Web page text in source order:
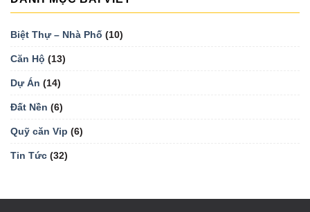
Biệt Thự – Nhà Phố (10)
Căn Hộ (13)
Dự Án (14)
Đất Nền (6)
Quỹ căn Vip (6)
Tin Tức (32)